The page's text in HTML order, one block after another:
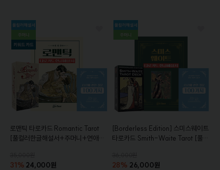
로맨틱 타로카드 Romantic Tarot
[풀컬러한글해설서+주머니+연애운
31% 24,000원
[Borderless Edition] 스미스웨이트
타로카드 Smith-Waite Tarot [풀컬
28% 26,000원